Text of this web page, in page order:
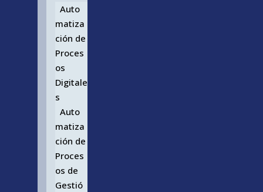
Auto
matiza
ción de
Proces
os
Digitale
s
Auto
matiza
ción de
Proces
os de
Gestió